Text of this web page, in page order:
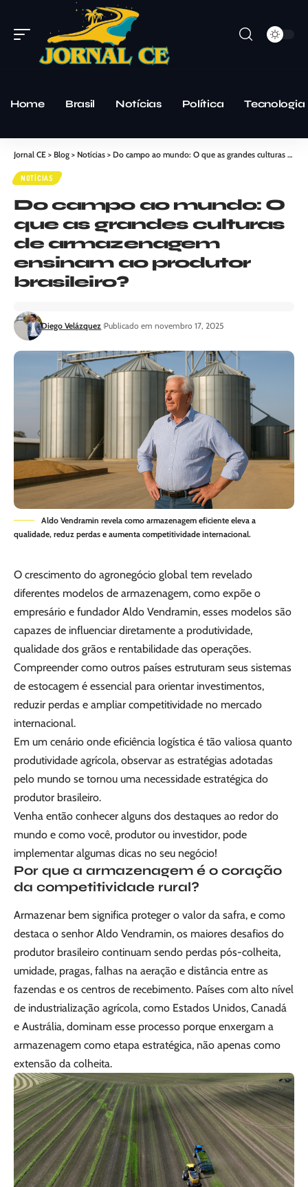
Home Brasil Notícias Política Tecnologia
Jornal CE > Blog > Notícias > Do campo ao mundo: O que as grandes culturas de armazenagem ensinam ao produtor brasileiro?
NOTÍCIAS
Do campo ao mundo: O
que as grandes culturas
de armazenagem
ensinam ao produtor
brasileiro?
Diego Velázquez Publicado em novembro 17, 2025
Aldo Vendramin revela como armazenagem eficiente eleva a
qualidade, reduz perdas e aumenta competitividade internacional.
O crescimento do agronegócio global tem revelado
diferentes modelos de armazenagem, como expõe o
empresário e fundador Aldo Vendramin, esses modelos são
capazes de influenciar diretamente a produtividade,
qualidade dos grãos e rentabilidade das operações.
Compreender como outros países estruturam seus sistemas
de estocagem é essencial para orientar investimentos,
reduzir perdas e ampliar competitividade no mercado
internacional.
Em um cenário onde eficiência logística é tão valiosa quanto
produtividade agrícola, observar as estratégias adotadas
pelo mundo se tornou uma necessidade estratégica do
produtor brasileiro.
Venha então conhecer alguns dos destaques ao redor do
mundo e como você, produtor ou investidor, pode
implementar algumas dicas no seu negócio!
Por que a armazenagem é o coração
da competitividade rural?
Armazenar bem significa proteger o valor da safra, e como
destaca o senhor Aldo Vendramin, os maiores desafios do
produtor brasileiro continuam sendo perdas pós-colheita,
umidade, pragas, falhas na aeração e distância entre as
fazendas e os centros de recebimento. Países com alto nível
de industrialização agrícola, como Estados Unidos, Canadá
e Austrália, dominam esse processo porque enxergam a
armazenagem como etapa estratégica, não apenas como
extensão da colheita.